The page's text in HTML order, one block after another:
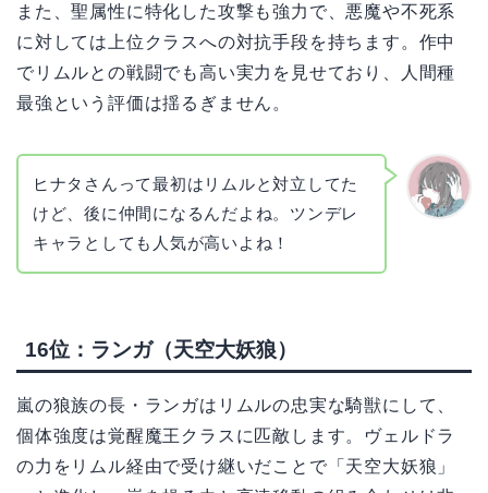
また、聖属性に特化した攻撃も強力で、悪魔や不死系
に対しては上位クラスへの対抗手段を持ちます。作中
でリムルとの戦闘でも高い実力を見せており、人間種
最強という評価は揺るぎません。
ヒナタさんって最初はリムルと対立してた
けど、後に仲間になるんだよね。ツンデレ
キャラとしても人気が高いよね！
16位：ランガ（天空大妖狼）
嵐の狼族の長・ランガはリムルの忠実な騎獣にして、
個体強度は覚醒魔王クラスに匹敵します。ヴェルドラ
の力をリムル経由で受け継いだことで「天空大妖狼」